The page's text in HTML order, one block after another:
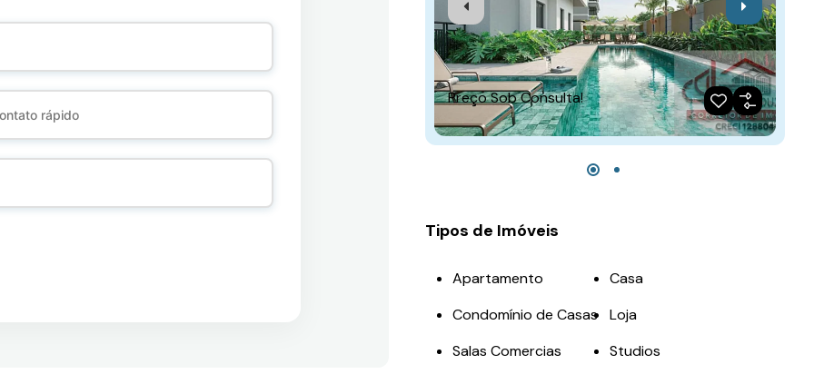
Preço Sob Consulta!
Tipos de Imóveis
Apartamento
Casa
Condomínio de Casas
Loja
Salas Comercias
Studios